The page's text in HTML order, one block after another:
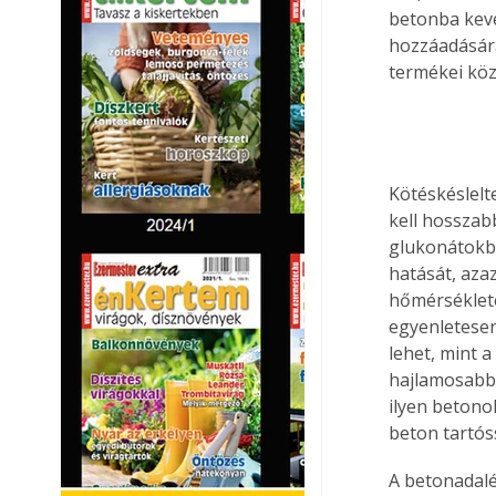
betonba
termékei
kell
hatását,
lehet, mint
ilyen
beton
A